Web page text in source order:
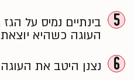
5
בינתיים נמיס על
העוגה כשהיא
6 נצנן היטב את